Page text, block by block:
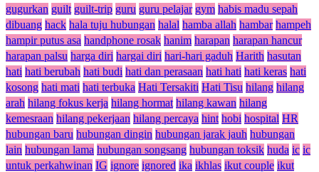
gugurkan guilt guilt-trip guru guru pelajar gym habis madu sepah
dibuang hack hala tuju hubungan halal hamba allah hambar hampeh
hampir putus asa handphone rosak hanim harapan harapan hancur
harapan palsu harga diri hargai diri hari-hari gaduh Harith hasutan
hati hati berubah hati budi hati dan perasaan hati hati hati keras hati
kosong hati mati hati terbuka Hati Tersakiti Hati Tisu hilang hilang
arah hilang fokus kerja hilang hormat hilang kawan hilang
kemesraan hilang pekerjaan hilang percaya hint hobi hospital HR
hubungan baru hubungan dingin hubungan jarak jauh hubungan
lain hubungan lama hubungan songsang hubungan toksik huda ic ic
untuk perkahwinan IG ignore ignored ika ikhlas ikut couple ikut